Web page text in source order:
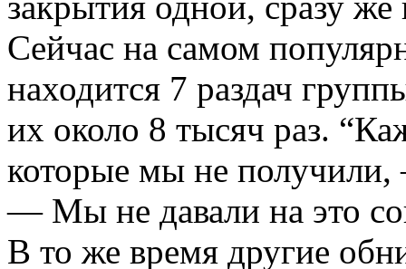
Сейчас на самом
находится 7 раздач
их около 8 тысяч раз.
которые мы не
— Мы не давали на это
В то же время другие